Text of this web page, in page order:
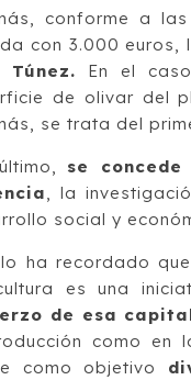
conforme a
con 3.000 euros,
Túnez. En el
de olivar del
se trata del
se
, la
social y
ha recordado
es una
de esa
como en
como objetivo